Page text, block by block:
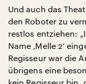
Und auch das
den Roboter zu
restlos entziehen:
Name ‚Melle 2‘
Regisseur war die
übrigens eine